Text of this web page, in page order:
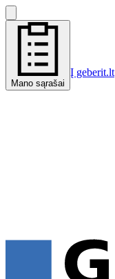
Mano sąrašai
Į geberit.lt